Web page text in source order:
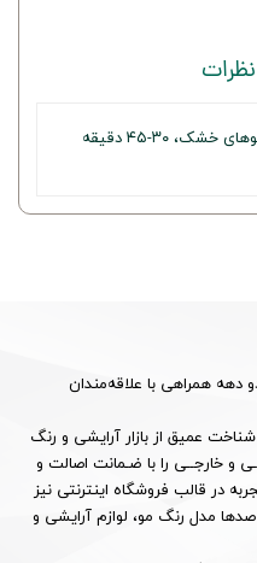
نظرات
ترکیب رنگ و اکسیدان، استفاده روی موهای خشک، ۳۰-۴۵ دقیقه
دهه همراهی با علاقه‌مندان
با تکیه بر تجربه ۲۰ ساله و شناخت عمیق از بازار آرایشی و رنگ
و خارجــی را با ضـمانت اصالت و
در قالب فروشگاه اینترنتی نیز
مدل رنگ مو، لوازم آرایشی و